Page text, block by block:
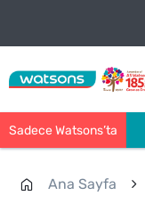
Sadece Watsons’ta
Ana Sayfa